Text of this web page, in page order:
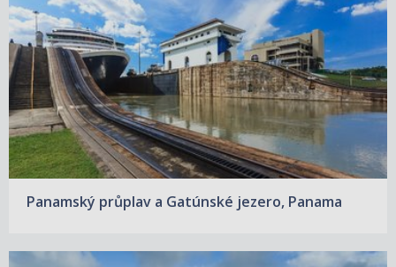
Panamský průplav a Gatúnské jezero, Panama